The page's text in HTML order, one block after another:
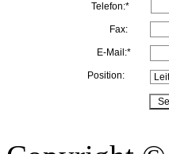
Telefon:*
E-Mail:*
Fax:
Position: